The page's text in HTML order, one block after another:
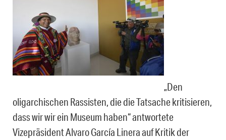
„Den
oligarchischen Rassisten, die die Tatsache kritisieren,
dass wir wir ein Museum haben“ antwortete
Vizepräsident Alvaro García Linera auf Kritik der